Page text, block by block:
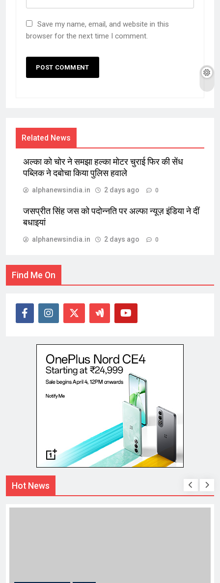
Save my name, email, and website in this
browser for the next time I comment.
Related News
अल्का को चोर ने समझा हल्का मोटर चुराई फिर की सेंध
पब्लिक ने दबोचा किया पुलिस हवाले
alphanewsindia.in 2 days ago 0
जसप्रीत सिंह जस को पदोन्नति पर अल्फा न्यूज़ इंडिया ने दीं
बधाइयां
alphanewsindia.in 2 days ago 0
Find Me On
Hot News